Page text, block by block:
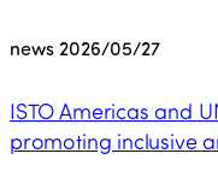
news 2026/05/27
ISTO Americas and
promoting inclusive